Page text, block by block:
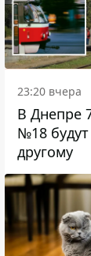
23:20 вчера
В Днепре
№18
другому